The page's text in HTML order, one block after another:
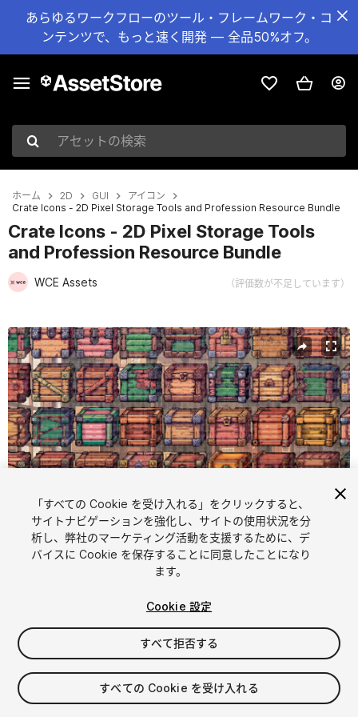
あらゆるワークフローのツール・フレームワーク・コ
ンテンツで、もっと速く開発 — 全品50%オフ。
アセットの検索
ホーム 2D GUI
アイコン
Crate Icons - 2D Pixel Storage Tools and Profession Resource Bundle
Crate Icons - 2D Pixel Storage Tools
and Profession Resource Bundle
WCE Assets （評価数が不足しています）
現在のスライド：1 / 2
1/2
$4.99
消費税は決済時に計算されます
「すべての Cookie を受け入れる」をクリックすると、
サイトナビゲーションを強化し、サイトの使用状況を分
析し、弊社のマーケティング活動を支援するために、デ
バイスに Cookie を保存することに同意したことになり
ます。
Cookie 設定
すべて拒否する
すべての Cookie を受け入れる